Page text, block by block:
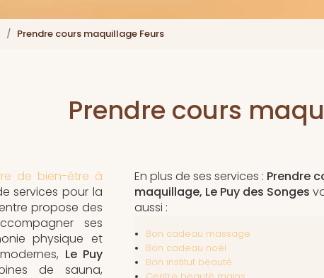
Prendre cours maquillage Feurs
Prendre cours
de bien-être à
services pour la
propose des
ses
physique et
Le Puy
de sauna,
En plus de ses services : Prendre
maquillage, Le Puy des Songes
aussi :
Bon cadeau massage
Bon cadeau noël
Bon institut beauté